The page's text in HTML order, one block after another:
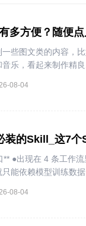
多方便？随便点
些图文类的内容，
乐，看起来制作精
只需要输入一段文字
08-04
的Skill_这7个
把外
赖模型训练数据，信息
08-04